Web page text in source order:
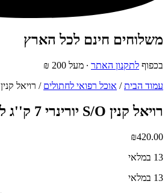
משלוחים חינם לכל הארץ
בכפוף לתקנון האתר ∙ מעל 200 ₪
עמוד הבית/ אוכל רפואי לחתולים / רויאל קנין S/O יורינרי 7 ק''ג לחתול
רויאל קנין S/O יורינרי 7 ק''ג לחתול
₪420.00
13 במלאי
13 במלאי